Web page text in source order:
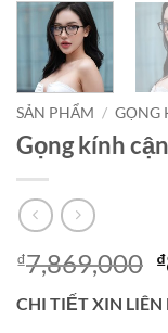
SẢN PHẨM / GỌNG
Gọng kính
₫7,869,000 ₫
CHI TIẾT XIN